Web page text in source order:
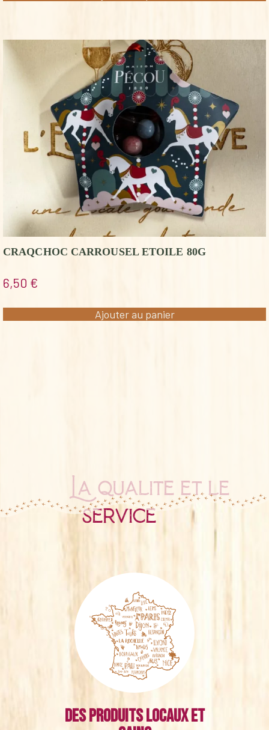
CRAQCHOC CARROUSEL ETOILE 80G
6,50 €
Ajouter au panier
La qualité et le
service
Des produits locaux et